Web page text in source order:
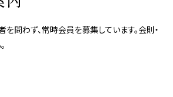
を問わず、常時会員を募集しています。会則・